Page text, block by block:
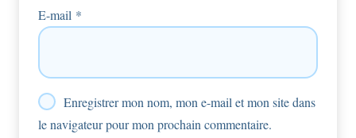
E-mail *
Enregistrer mon nom, mon e-mail et mon site dans
le navigateur pour mon prochain commentaire.